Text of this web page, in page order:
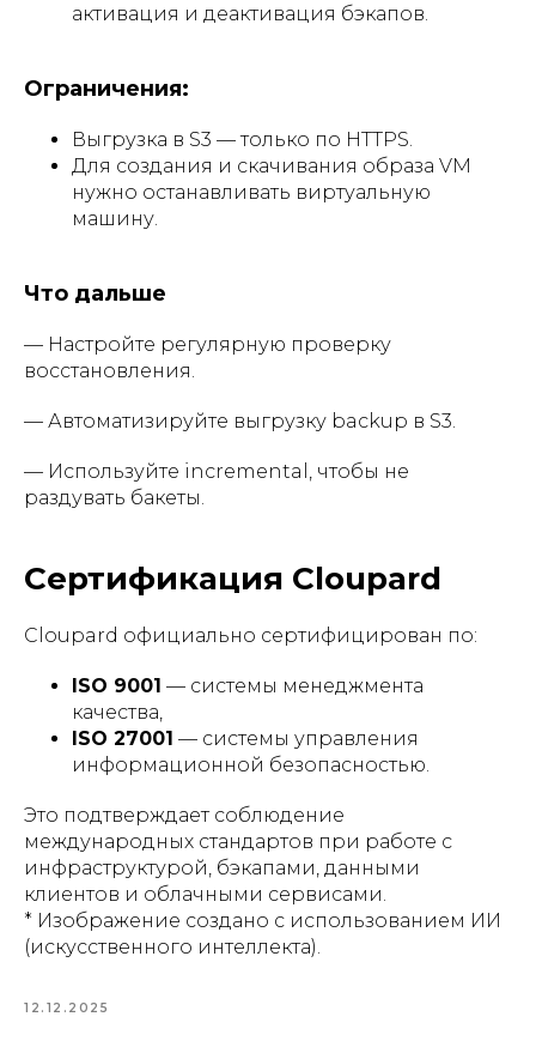
активация и деактивация бэкапов.
Ограничения:
Выгрузка в S3 — только по HTTPS.
Для создания и скачивания образа VM
нужно останавливать виртуальную
машину.
Что дальше
— Настройте регулярную проверку
восстановления.
— Автоматизируйте выгрузку backup в S3.
— Используйте incremental, чтобы не
раздувать бакеты.
Сертификация Cloupard
Cloupard официально сертифицирован по:
ISO 9001 — системы менеджмента
качества,
ISO 27001 — системы управления
информационной безопасностью.
Это подтверждает соблюдение
международных стандартов при работе с
инфраструктурой, бэкапами, данными
клиентов и облачными сервисами.
* Изображение создано с использованием ИИ
(искусственного интеллекта).
12.12.2025